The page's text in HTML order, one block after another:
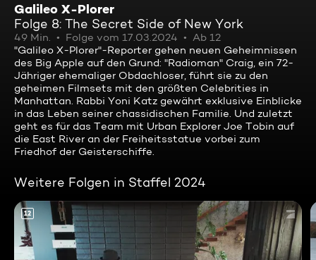
Galileo X-Plorer
Folge 8: The Secret Side of New York
49 Min. Folge vom 17.03.2024
Ab 12
"Galileo X-Plorer"-Reporter gehen neuen Geheimnissen
des Big Apple auf den Grund: "Radioman" Craig, ein 72-
Jähriger ehemaliger Obdachloser, führt sie zu den
geheimen Filmsets mit den größten Celebrities in
Manhattan. Rabbi Yoni Katz gewährt exklusive Einblicke
in das Leben seiner chassidischen Familie. Und zuletzt
geht es für das Team mit Urban Explorer Joe Tobin auf
die East River an der Freiheitsstatue vorbei zum
Friedhof der Geisterschiffe.
Weitere Folgen in Staffel 2024
12